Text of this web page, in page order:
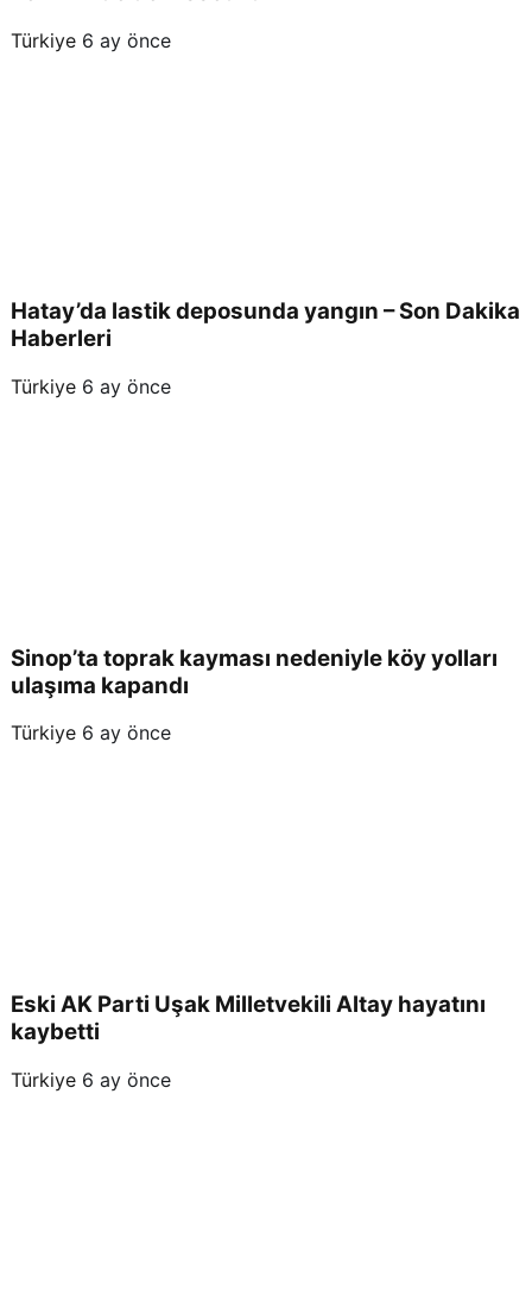
Türkiye 6 ay önce
Hatay’da lastik deposunda yangın – Son Dakika
Haberleri
Türkiye 6 ay önce
Sinop’ta toprak kayması nedeniyle köy yolları
ulaşıma kapandı
Türkiye 6 ay önce
Eski AK Parti Uşak Milletvekili Altay hayatını
kaybetti
Türkiye 6 ay önce